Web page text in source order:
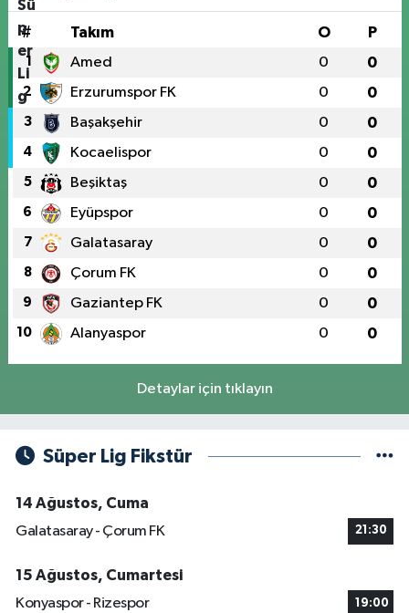
# Takım O P
1 Amed 0 0
2 Erzurumspor FK 0 0
3 Başakşehir 0 0
4 Kocaelispor 0 0
5 Beşiktaş 0 0
6 Eyüpspor 0 0
7 Galatasaray 0 0
8 Çorum FK 0 0
9 Gaziantep FK 0 0
10 Alanyaspor 0 0
Detaylar için tıklayın
Süper Lig Fikstür
14 Ağustos, Cuma
Galatasaray - Çorum FK
21:30
15 Ağustos, Cumartesi
Konyaspor - Rizespor
19:00